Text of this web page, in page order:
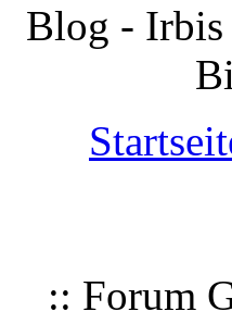
Blog - Irbis
:: Forum